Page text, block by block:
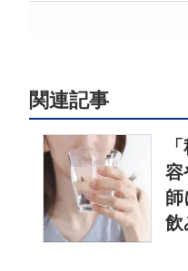
関連記事
容
師
飲